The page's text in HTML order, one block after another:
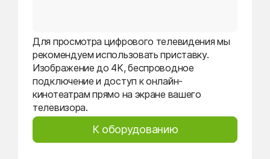
Для просмотра цифрового телевидения мы
рекомендуем использовать приставку.
Изображение до 4K, беспроводное
подключение и доступ к онлайн-
кинотеатрам прямо на экране вашего
телевизора.
К оборудованию